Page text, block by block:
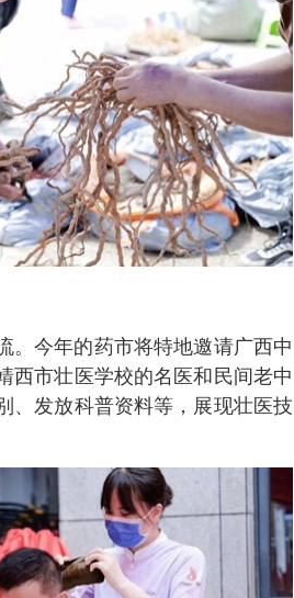
。今年的药市将特地邀请广西中
西市壮医学校的名医和民间老中
、发放科普资料等，展现壮医技